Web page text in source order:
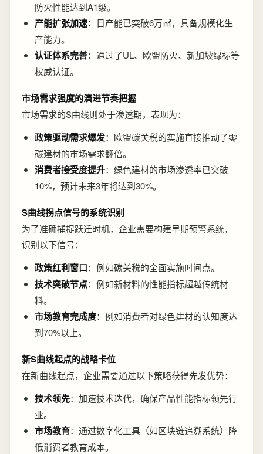
防火性能达到A1级。
产能扩张加速：日产能已突破6万㎡，具备规模化生
产能力。
认证体系完善：通过了UL、欧盟防火、新加坡绿标等
权威认证。
市场需求强度的演进节奏把握
市场需求的S曲线则处于渗透期，表现为：
政策驱动需求爆发：欧盟碳关税的实施直接推动了零
碳建材的市场需求翻倍。
消费者接受度提升：绿色建材的市场渗透率已突破
10%，预计未来3年将达到30%。
S曲线拐点信号的系统识别
为了准确捕捉跃迁时机，企业需要构建早期预警系统，
识别以下信号：
政策红利窗口：例如碳关税的全面实施时间点。
技术突破节点：例如新材料的性能指标超越传统材
料。
市场教育完成度：例如消费者对绿色建材的认知度达
到70%以上。
新S曲线起点的战略卡位
在新曲线起点，企业需要通过以下策略获得先发优势：
技术领先：加速技术迭代，确保产品性能指标领先行
业。
市场教育：通过数字化工具（如区块链追溯系统）降
低消费者教育成本。